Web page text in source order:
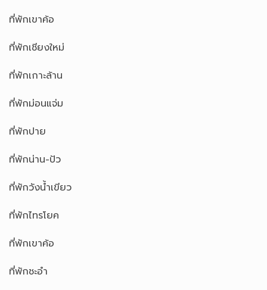
ที่พักเขาค้อ
ที่พักเชียงใหม่
ที่พักเกาะล้าน
ที่พักม่อนแจ่ม
ที่พักปาย
ที่พักน่าน-ปัว
ที่พักวังน้ำเขียว
ที่พักไทรโยค
ที่พักเขาค้อ
ที่พักชะอำ